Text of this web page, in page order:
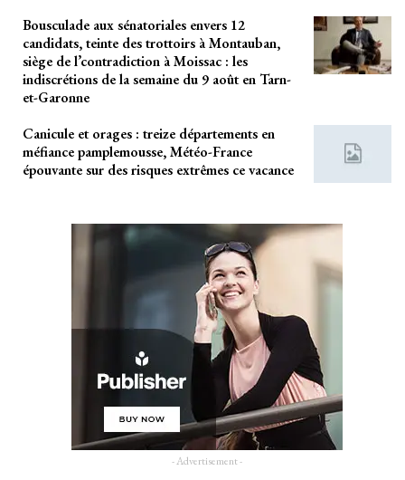
Bousculade aux sénatoriales envers 12
candidats, teinte des trottoirs à Montauban,
siège de l’contradiction à Moissac : les
indiscrétions de la semaine du 9 août en Tarn-
et-Garonne
Canicule et orages : treize départements en
méfiance pamplemousse, Météo-France
épouvante sur des risques extrêmes ce vacance
- Advertisement -